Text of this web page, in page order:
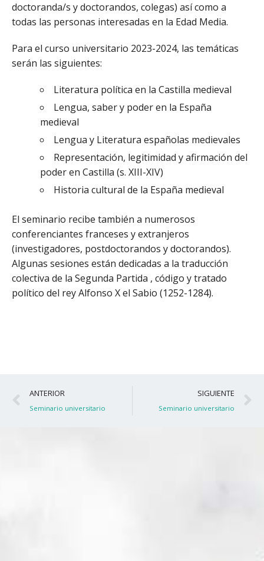
doctoranda/s y doctorandos, colegas) así como a
todas las personas interesadas en la Edad Media.
Para el curso universitario 2023-2024, las temáticas
serán las siguientes:
Literatura política en la Castilla medieval
Lengua, saber y poder en la España
medieval
Lengua y Literatura españolas medievales
Representación, legitimidad y afirmación del
poder en Castilla (s. XIII-XIV)
Historia cultural de la España medieval
El seminario recibe también a numerosos
conferenciantes franceses y extranjeros
(investigadores, postdoctorandos y doctorandos).
Algunas sesiones están dedicadas a la traducción
colectiva de la Segunda Partida , código y tratado
político del rey Alfonso X el Sabio (1252-1284).
Ant
ANTERIOR
Seminario universitario
SIGUIENTE
Seminario universitario